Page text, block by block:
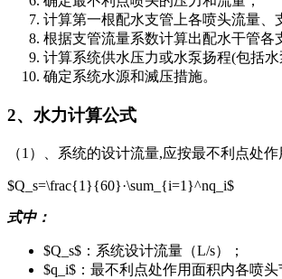
计算第一根配水支管上各喷头流量、
根据支管流量系数计算出配水干管各
计算系统供水压力或水泵扬程(包括水
确定系统水源和滅压措施。
2、水力计算公式
（1）、系统的设计流量,应按最不利点处
$Q_s=\frac{1}{60}·\sum_{i=1}^nq_i$
式中：
$Q_s$：系统设计流量（L/s）；
$q_i$：最不利点处作用面积内各喷头